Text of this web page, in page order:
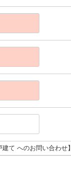
て へのお問い合わせ】